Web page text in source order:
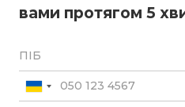
вами протягом 5